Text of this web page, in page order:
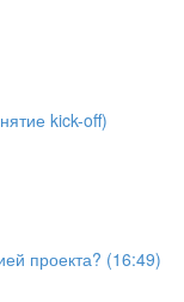
kick-off)
проекта? (16:49)